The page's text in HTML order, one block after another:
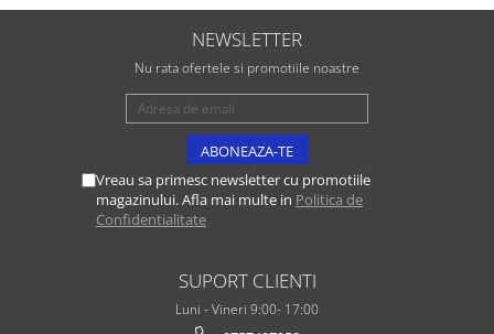
NEWSLETTER
Nu rata ofertele si promotiile noastre
Vreau sa primesc newsletter cu promotiile
magazinului. Afla mai multe in Politica de
Confidentialitate
SUPORT CLIENTI
Luni - Vineri 9:00- 17:00